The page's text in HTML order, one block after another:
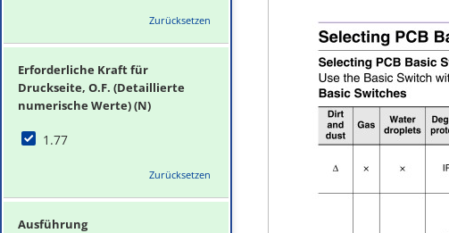
Zurücksetzen
Erforderliche Kraft für
Druckseite, O.F. (Detaillierte
numerische Werte) (N)
1.77
Zurücksetzen
Ausführung